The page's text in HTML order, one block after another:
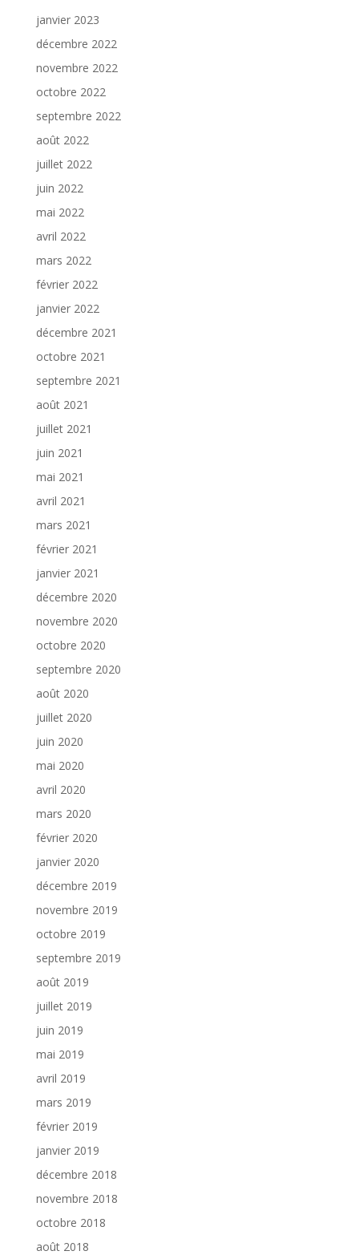
janvier 2023
décembre 2022
novembre 2022
octobre 2022
septembre 2022
août 2022
juillet 2022
juin 2022
mai 2022
avril 2022
mars 2022
février 2022
janvier 2022
décembre 2021
octobre 2021
septembre 2021
août 2021
juillet 2021
juin 2021
mai 2021
avril 2021
mars 2021
février 2021
janvier 2021
décembre 2020
novembre 2020
octobre 2020
septembre 2020
août 2020
juillet 2020
juin 2020
mai 2020
avril 2020
mars 2020
février 2020
janvier 2020
décembre 2019
novembre 2019
octobre 2019
septembre 2019
août 2019
juillet 2019
juin 2019
mai 2019
avril 2019
mars 2019
février 2019
janvier 2019
décembre 2018
novembre 2018
octobre 2018
août 2018